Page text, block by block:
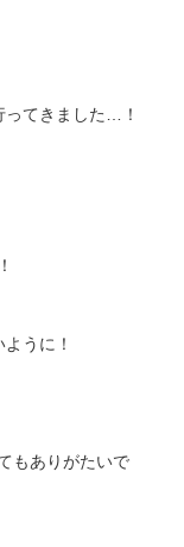
ってきました…！
うに！
もありがたいで